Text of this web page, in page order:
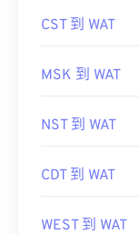
CST 到 WAT
MSK 到 WAT
NST 到 WAT
CDT 到 WAT
WEST 到 WAT